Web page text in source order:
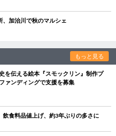
、加治川で秋のマルシェ
もっと見る
を伝える絵本『スモックリン』制作プ
ァンディングで支援を募集
食料品値上げ、約3年ぶりの多さに